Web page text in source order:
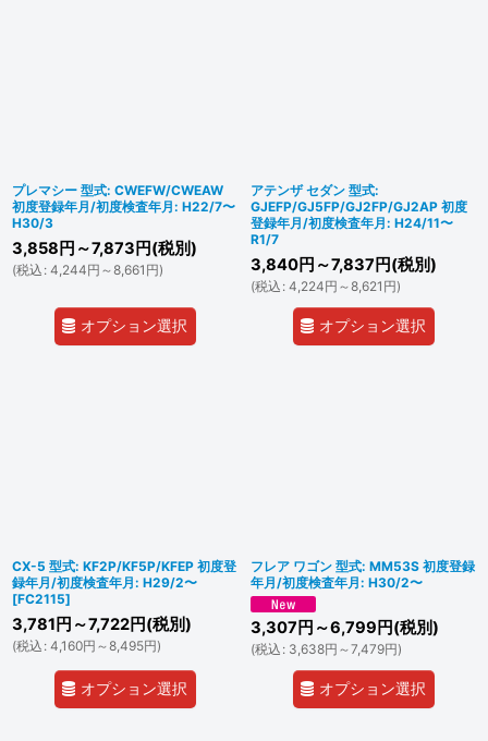
プレマシー 型式: CWEFW/CWEAW
初度登録年月/初度検査年月: H22/7〜
H30/3
3,858 円 ～7,873 円(税別)
(税込 : 4,244円 ～8,661 円)
オプション選択
アテンザ セダン 型式:
GJEFP/GJ5FP/GJ2FP/GJ2AP 初度
登録年月/初度検査年月: H24/11〜
R1/7
3,840円 ～7,837 円(税別)
(税込 : 4,224円 ～8,621 円)
オプション選択
CX-5 型式: KF2P/KF5P/KFEP 初度登
録年月/初度検査年月: H29/2〜
[FC2115]
3,781 円 ～7,722円(税別)
(税込 : 4,160円 ～8,495円)
オプション選択
フレア ワゴン 型式: MM53S 初度登録
年月/初度検査年月: H30/2〜
3,307 円 ～6,799 円(税別)
(税込 : 3,638円 ～7,479円)
オプション選択